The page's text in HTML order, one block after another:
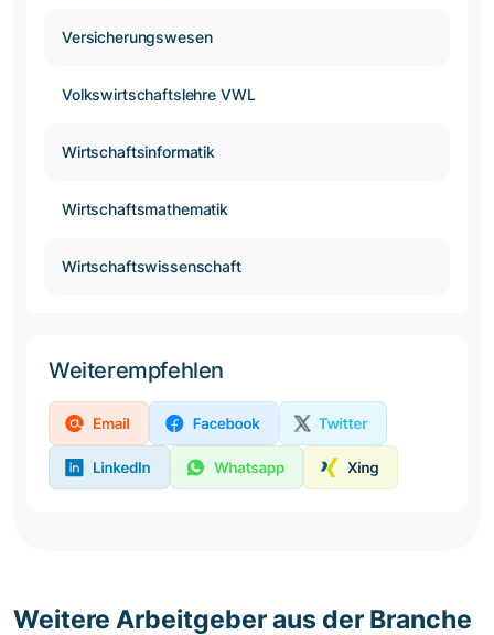
Versicherungswesen
Volkswirtschaftslehre VWL
Wirtschaftsinformatik
Wirtschaftsmathematik
Wirtschaftswissenschaft
Weiterempfehlen
Weitere Arbeitgeber aus der Branche